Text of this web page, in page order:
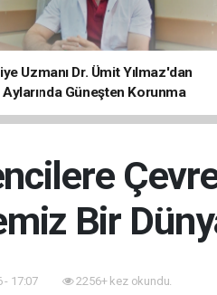
Uzmanı Dr. Ümit Yılmaz'dan
Aylarında Güneşten Korunma
Bir
- 17:07 2256+ kez okundu.